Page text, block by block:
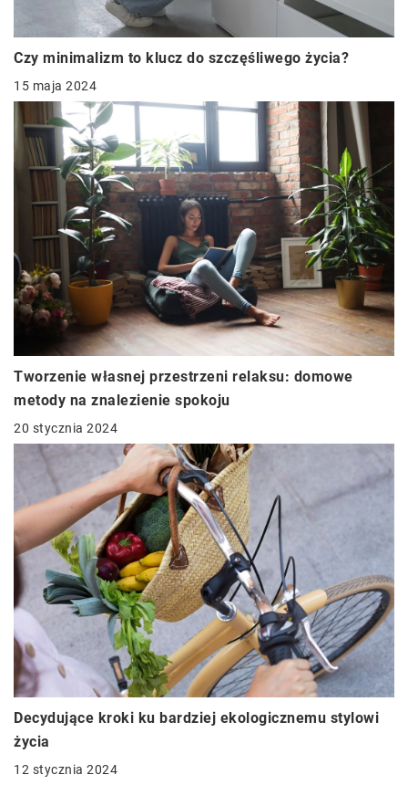
Czy minimalizm to klucz do szczęśliwego życia?
15 maja 2024
Tworzenie własnej przestrzeni relaksu: domowe
metody na znalezienie spokoju
20 stycznia 2024
Decydujące kroki ku bardziej ekologicznemu stylowi
życia
12 stycznia 2024